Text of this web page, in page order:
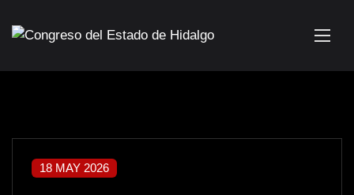
18 MAY 2026